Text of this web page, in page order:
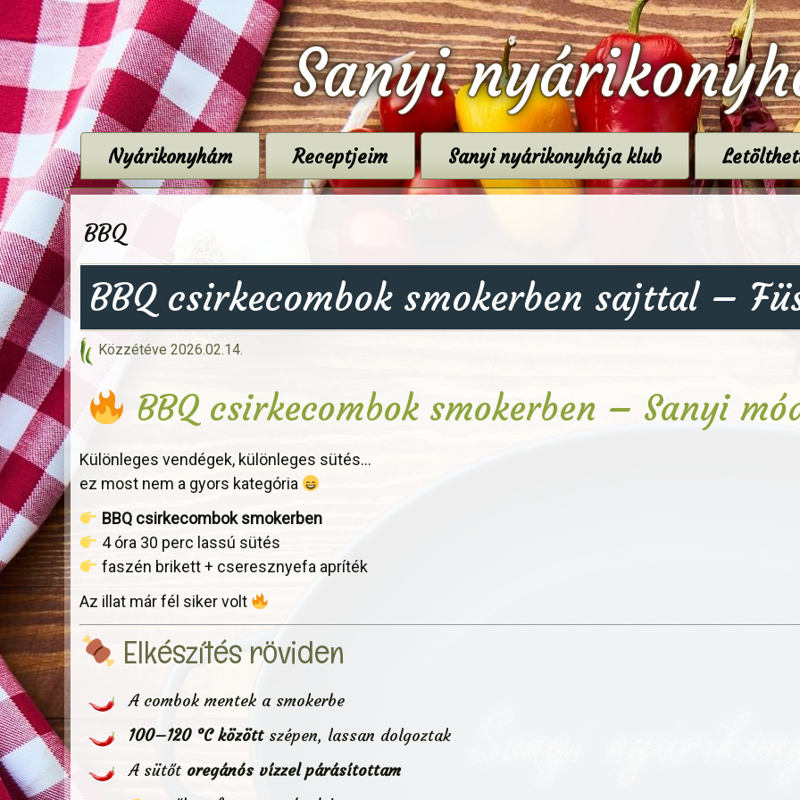
Sanyi
Nyárikonyhám Receptjeim Sanyi nyárikonyhája klub
BBQ
BBQ csirkecombok smokerben sajttal –
Közzétéve 2026.02.14.
BBQ csirkecombok smokerben – Sanyi
Különleges vendégek, különleges sütés…
ez most nem a gyors kategória
BBQ csirkecombok smokerben
4 óra 30 perc lassú sütés
faszén brikett + cseresznyefa apríték
Az illat már fél siker volt
Elkészítés röviden
A combok mentek a smokerbe
100–120 °C közöttszépen, lassan dolgoztak
A sütőt oregánós vízzel párásítottam